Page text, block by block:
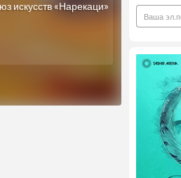
искусств «Нарекаци»